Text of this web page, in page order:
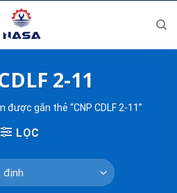
2-11
được gắn thẻ “CNP CDLF 2-11”
LỌC